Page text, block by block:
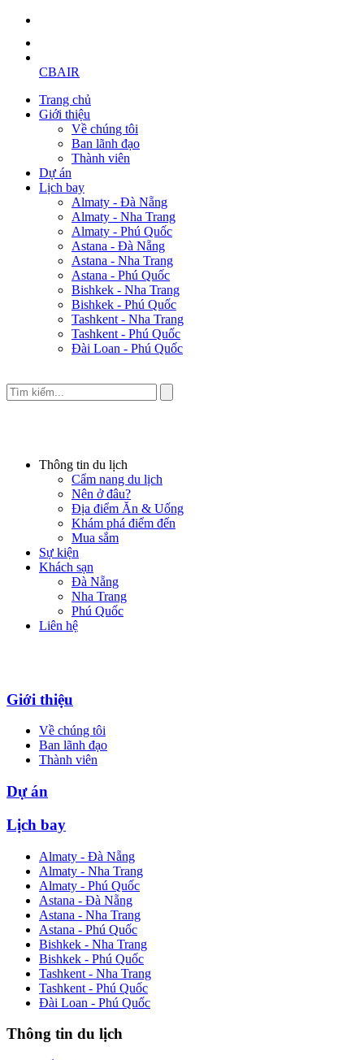
CBAIR
Trang chủ
Giới thiệu
Về chúng tôi
Ban lãnh đạo
Thành viên
Dự án
Lịch bay
Almaty - Đà Nẵng
Almaty - Nha Trang
Almaty - Phú Quốc
Astana - Đà Nẵng
Astana - Nha Trang
Astana - Phú Quốc
Bishkek - Nha Trang
Bishkek - Phú Quốc
Tashkent - Nha Trang
Tashkent - Phú Quốc
Đài Loan - Phú Quốc
Thông tin du lịch
Cẩm nang du lịch
Nên ở đâu?
Địa điểm Ăn & Uống
Khám phá điểm đến
Mua sắm
Sự kiện
Khách sạn
Đà Nẵng
Nha Trang
Phú Quốc
Liên hệ
Giới thiệu
Về chúng tôi
Ban lãnh đạo
Thành viên
Dự án
Lịch bay
Almaty - Đà Nẵng
Almaty - Nha Trang
Almaty - Phú Quốc
Astana - Đà Nẵng
Astana - Nha Trang
Astana - Phú Quốc
Bishkek - Nha Trang
Bishkek - Phú Quốc
Tashkent - Nha Trang
Tashkent - Phú Quốc
Đài Loan - Phú Quốc
Thông tin du lịch